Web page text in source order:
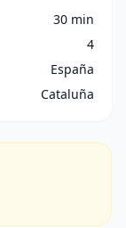
30 min
4
España
Cataluña